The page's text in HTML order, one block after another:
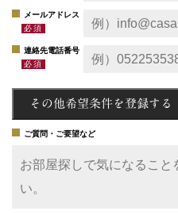
メールアドレス
連絡先電話番号
その他希望条件を登録する
ご質問・ご要望など